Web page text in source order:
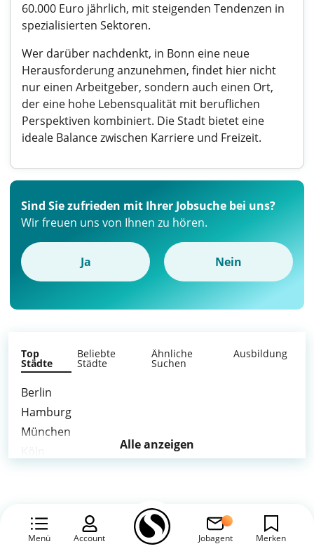
60.000 Euro jährlich, mit steigenden Tendenzen in
spezialisierten Sektoren.
Wer darüber nachdenkt, in Bonn eine neue
Herausforderung anzunehmen, findet hier nicht
nur einen Arbeitgeber, sondern auch einen Ort,
der eine hohe Lebensqualität mit beruflichen
Perspektiven kombiniert. Die Stadt bietet eine
ideale Balance zwischen Karriere und Freizeit.
Menü Account Jobagent Merken
Sind Sie zufrieden mit Ihrer Jobsuche bei uns?
Wir freuen uns von Ihnen zu hören.
Ja Nein
Top
Städte
Beliebte
Städte
Ähnliche
Suchen
Ausbildung
Berlin
Hamburg
München
Leipzig
Alle anzeigen